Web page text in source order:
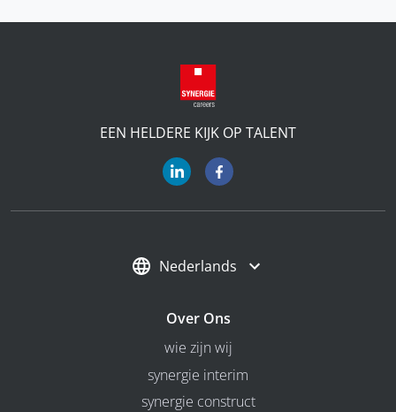
EEN HELDERE KIJK OP TALENT
Nederlands
Over Ons
wie zijn wij
synergie interim
synergie construct